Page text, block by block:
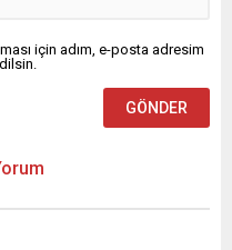
için adım, e-posta adresim